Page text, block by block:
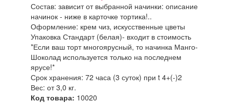
Состав: зависит от выбранной начинки: описание
начинок - ниже в карточке тортика!..
Оформление: крем чиз, искусственные цветы
Упаковка Стандарт (белая)- входит в стоимость
*Если ваш торт многоярусный, то начинка Манго-
Шоколад используется только на последнем
ярусе!*
Срок хранения: 72 часа (3 суток) при t 4+(-)2
Вес: от 3,0 кг.
Код товара: 10020